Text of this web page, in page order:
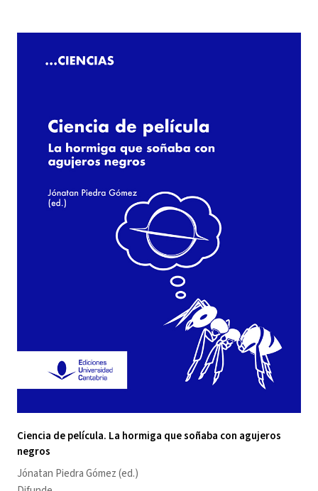
Ciencia de película. La hormiga que soñaba con agujeros
negros
Jónatan Piedra Gómez(ed.)